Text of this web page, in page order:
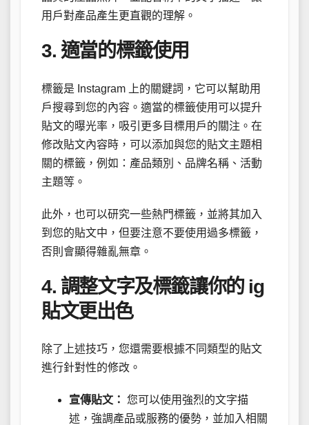
用戶對產品產生更直觀的理解。
3. 適當的標籤使用
標籤是 Instagram 上的關鍵詞，它可以幫助用
戶搜尋到您的內容。適當的標籤使用可以提升
貼文的曝光率，吸引更多目標用戶的關注。在
修改貼文內容時，可以添加與您的貼文主題相
關的標籤，例如：產品類別、品牌名稱、活動
主題等。
此外，也可以研究一些熱門標籤，並將其加入
到您的貼文中，但要注意不要使用過多標籤，
否則會顯得雜亂無章。
4. 調整文字及標籤讓你的 ig
貼文更出色
除了上述技巧，您還需要根據不同類型的貼文
進行針對性的修改。
宣傳貼文： 您可以使用強烈的文字描
述，強調產品或服務的優勢，並加入相關